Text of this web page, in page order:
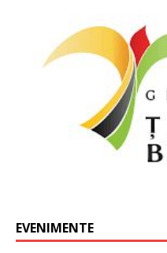
EVENIMENTE